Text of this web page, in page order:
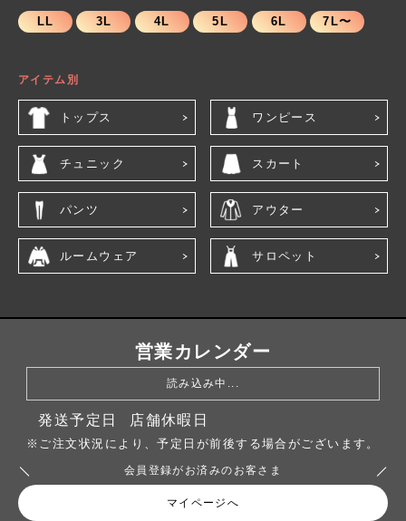
LL 3L 4L 5L 6L 7L〜
アイテム別
トップス ワンピース
チュニック スカート
パンツ アウター
ルームウェア サロペット
営業カレンダー
読み込み中...
発送予定日 店舗休暇日
※ご注文状況により、予定日が前後する場合がございます。
会員登録がお済みのお客さま
マイページへ